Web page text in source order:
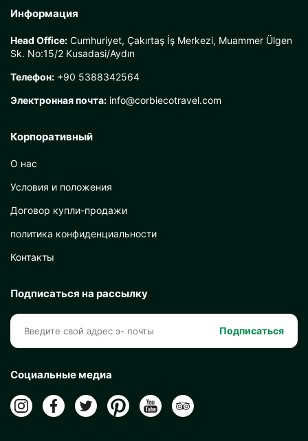
Информация
Head Office: Cumhuriyet, Çakırtaş İş Merkezi, Muammer Ülgen
Sk. No:15/2 Kusadasi/Aydın
Телефон: +90 5388342564
Электронная почта: info@corbiecotravel.com
Корпоративный
О нас
Условия и положения
Договор купли-продажи
политика конфиденциальности
Контакты
Подписаться на рассылку
Подписаться
Социальные медиа